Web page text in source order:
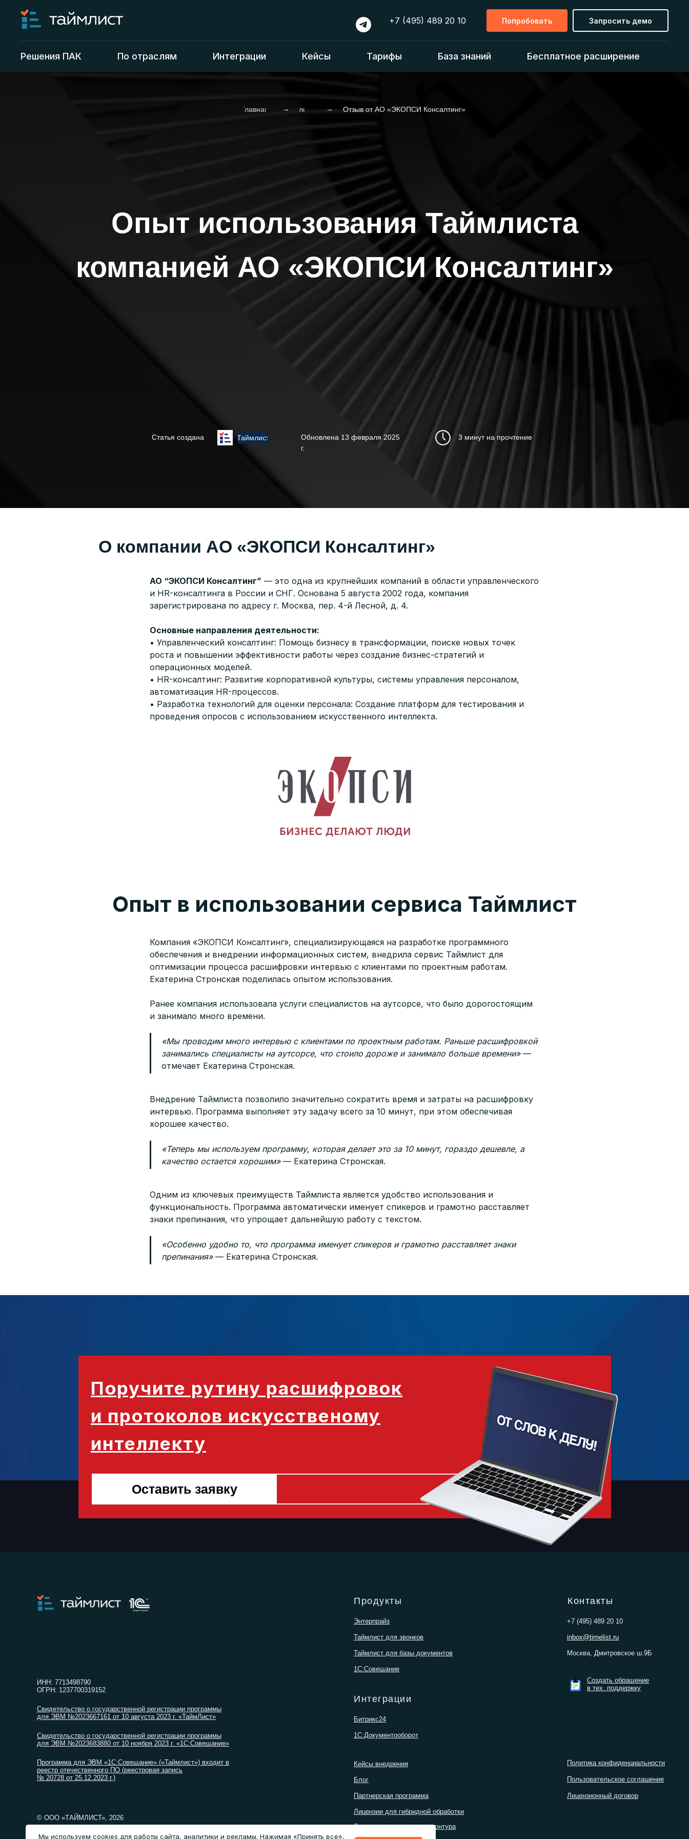
+7 (495) 489 20 10 Попробовать Запросить демо
Решения ПАК По отраслям Интеграции Кейсы Тарифы База знаний Бесплатное расширение
Статья создана Таймлист 3 минут на прочтение
Обновлена 13 февраля 2025
г.
Опыт использования Таймлиста
компанией АО «ЭКОПСИ Консалтинг»
Главная → Блог → Отзыв от АО «ЭКОПСИ Консалтинг»
О компании АО «ЭКОПСИ Консалтинг»
АО “ЭКОПСИ Консалтинг” — это одна из крупнейших компаний в области управленческого
и HR-консалтинга в России и СНГ. Основана 5 августа 2002 года, компания
зарегистрирована по адресу г. Москва, пер. 4-й Лесной, д. 4.
Основные направления деятельности:
• Управленческий консалтинг: Помощь бизнесу в трансформации, поиске новых точек
роста и повышении эффективности работы через создание бизнес-стратегий и
операционных моделей.
• HR-консалтинг: Развитие корпоративной культуры, системы управления персоналом,
автоматизация HR-процессов.
• Разработка технологий для оценки персонала: Создание платформ для тестирования и
проведения опросов с использованием искусственного интеллекта.
Опыт в использовании сервиса Таймлист
Компания «ЭКОПСИ Консалтинг», специализирующаяся на разработке программного
обеспечения и внедрении информационных систем, внедрила сервис Таймлист для
оптимизации процесса расшифровки интервью с клиентами по проектным работам.
Екатерина Стронская поделилась опытом использования.
Ранее компания использовала услуги специалистов на аутсорсе, что было дорогостоящим
и занимало много времени.
«Мы проводим много интервью с клиентами по проектным работам. Раньше расшифровкой
занимались специалисты на аутсорсе, что стоило дороже и занимало больше времени»—
отмечает Екатерина Стронская.
Внедрение Таймлиста позволило значительно сократить время и затраты на расшифровку
интервью. Программа выполняет эту задачу всего за 10 минут, при этом обеспечивая
хорошее качество.
«Теперь мы используем программу, которая делает это за 10 минут, гораздо дешевле, а
качество остается хорошим»— Екатерина Стронская.
Одним из ключевых преимуществ Таймлиста является удобство использования и
функциональность. Программа автоматически именует спикеров и грамотно расставляет
знаки препинания, что упрощает дальнейшую работу с текстом.
«Особенно удобно то, что программа именует спикеров и грамотно расставляет знаки
препинания»— Екатерина Стронская.
Оставить заявку
Поручите рутину расшифровок
и протоколов искусственому
интеллекту
Политика конфиденциальности
Пользовательское соглашение
Лицензионный договор
Создать обращение
в тех. поддержку
Битрикс24
1С:Документооборот
Интеграции
ИНН: 7713498790
ОГРН: 1237700319152
Свидетельство о государственной регистрации программы
для ЭВМ №2023667161 от 10 августа 2023 г. «ТаймЛист»
Свидетельство о государственной регистрации программы
для ЭВМ №2023683880 от 10 ноября 2023 г. «1С:Совещание»
Программа для ЭВМ «1С:Совещание» («Таймлист») входит в
реестр отечественного ПО (реестровая запись
№ 20728 от 25.12.2023 г.)
Блог
Кейсы внедрения
Лицензии для гибридной обработки
Партнерская программа
Лицензии для закрытого контура
© ООО «ТАЙМЛИСТ», 2026
+7 (495) 489 20 10
inbox@timelist.ru
Москва, Дмитровское ш.9Б
Контакты
Таймлист для звонков
Энтерпрайз
1С:Совещание
Таймлист для базы документов
Продукты
Мы используем cookies для работы сайта, аналитики и рекламы. Нажимая «Принять все»,